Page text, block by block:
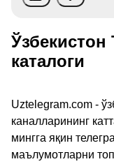
Ўзбекистон
каталоги
Uztelegram.com -
каналларининг
мингга яқин
маълумотларни